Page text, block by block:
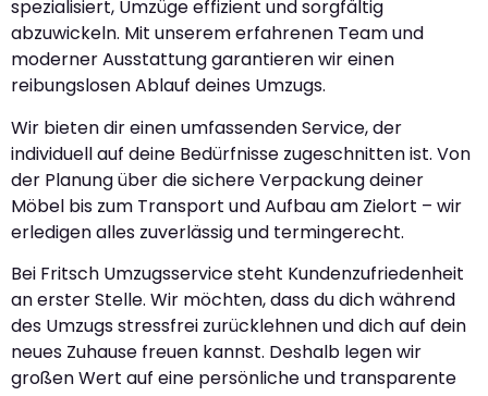
spezialisiert, Umzüge effizient und sorgfältig
abzuwickeln. Mit unserem erfahrenen Team und
moderner Ausstattung garantieren wir einen
reibungslosen Ablauf deines Umzugs.
Wir bieten dir einen umfassenden Service, der
individuell auf deine Bedürfnisse zugeschnitten ist. Von
der Planung über die sichere Verpackung deiner
Möbel bis zum Transport und Aufbau am Zielort – wir
erledigen alles zuverlässig und termingerecht.
Bei Fritsch Umzugsservice steht Kundenzufriedenheit
an erster Stelle. Wir möchten, dass du dich während
des Umzugs stressfrei zurücklehnen und dich auf dein
neues Zuhause freuen kannst. Deshalb legen wir
großen Wert auf eine persönliche und transparente